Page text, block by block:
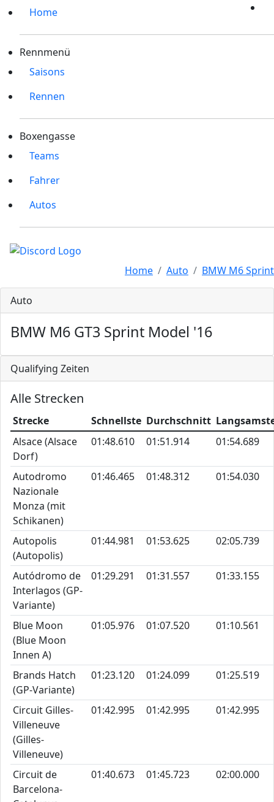
Home
Rennmenü
Saisons
Rennen
Boxengasse
Teams
Fahrer
Autos
Home Auto BMW M6 Sprint
Auto
BMW M6 GT3 Sprint Model '16
Qualifying Zeiten
Alle Strecken
Strecke Schnellste Durchschnitt
Alsace (Alsace
Dorf)
01:48.610 01:51.914 01:54.689
Autodromo
Nazionale
Monza (mit
Schikanen)
01:46.465 01:48.312 01:54.030
Autopolis
(Autopolis)
01:44.981 01:53.625 02:05.739
Autódromo de
Interlagos (GP-
Variante)
01:29.291 01:31.557 01:33.155
Blue Moon
(Blue Moon
Innen A)
01:05.976 01:07.520 01:10.561
Brands Hatch
(GP-Variante)
01:23.120 01:24.099 01:25.519
Circuit Gilles-
Villeneuve
(Gilles-
Villeneuve)
01:42.995 01:42.995 01:42.995
Circuit de
Barcelona-
01:40.673 01:45.723 02:00.000